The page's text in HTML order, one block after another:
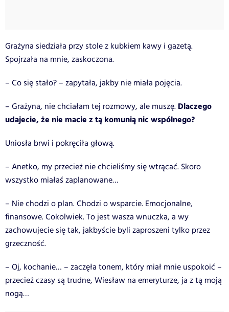
Grażyna siedziała przy stole z kubkiem kawy i gazetą.
Spojrzała na mnie, zaskoczona.
– Co się stało? – zapytała, jakby nie miała pojęcia.
– Grażyna, nie chciałam tej rozmowy, ale muszę. Dlaczego
udajecie, że nie macie z tą komunią nic wspólnego?
Uniosła brwi i pokręciła głową.
– Anetko, my przecież nie chcieliśmy się wtrącać. Skoro
wszystko miałaś zaplanowane…
– Nie chodzi o plan. Chodzi o wsparcie. Emocjonalne,
finansowe. Cokolwiek. To jest wasza wnuczka, a wy
zachowujecie się tak, jakbyście byli zaproszeni tylko przez
grzeczność.
– Oj, kochanie… – zaczęła tonem, który miał mnie uspokoić –
przecież czasy są trudne, Wiesław na emeryturze, ja z tą moją
nogą…